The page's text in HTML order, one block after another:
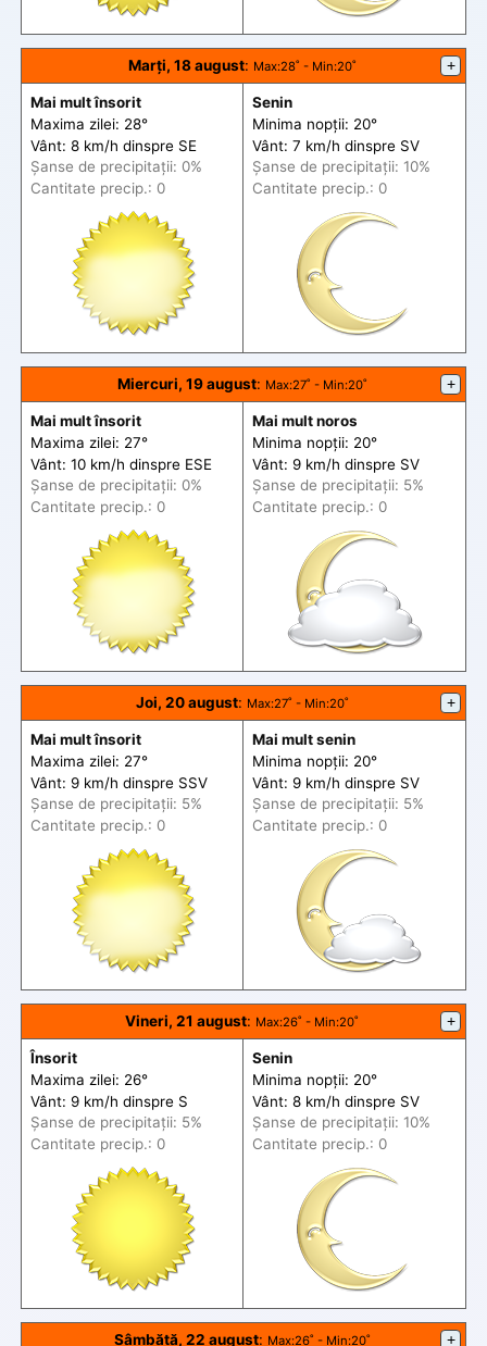
Marți, 18 august: Max:28˚ - Min:20˚ +
Mai mult însorit
Maxima zilei: 28°
Vânt: 8 km/h dinspre SE
Șanse de precipitații: 0%
Cantitate precip.: 0
Senin
Minima nopții: 20°
Vânt: 7 km/h dinspre SV
Șanse de precipitații: 10%
Cantitate precip.: 0
Miercuri, 19 august: Max:27˚ - Min:20˚ +
Mai mult însorit
Maxima zilei: 27°
Vânt: 10 km/h dinspre ESE
Șanse de precipitații: 0%
Cantitate precip.: 0
Mai mult noros
Minima nopții: 20°
Vânt: 9 km/h dinspre SV
Șanse de precipitații: 5%
Cantitate precip.: 0
Joi, 20 august: Max:27˚ - Min:20˚ +
Mai mult însorit
Maxima zilei: 27°
Vânt: 9 km/h dinspre SSV
Șanse de precipitații: 5%
Cantitate precip.: 0
Mai mult senin
Minima nopții: 20°
Vânt: 9 km/h dinspre SV
Șanse de precipitații: 5%
Cantitate precip.: 0
Vineri, 21 august: Max:26˚ - Min:20˚ +
Însorit
Maxima zilei: 26°
Vânt: 9 km/h dinspre S
Șanse de precipitații: 5%
Cantitate precip.: 0
Senin
Minima nopții: 20°
Vânt: 8 km/h dinspre SV
Șanse de precipitații: 10%
Cantitate precip.: 0
Sâmbătă, 22 august: Max:26˚ - Min:20˚ +